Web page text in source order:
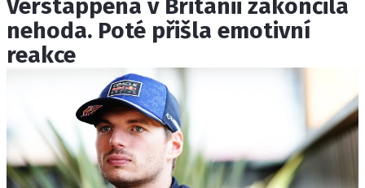
Verstappena v Británii zakončila
nehoda. Poté přišla emotivní
reakce